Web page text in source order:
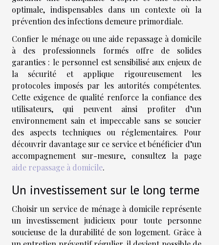
optimale, indispensables dans un contexte où la
prévention des infections demeure primordiale.
Confier le ménage ou une aide repassage à domicile
à des professionnels formés offre de solides
garanties : le personnel est sensibilisé aux enjeux de
la sécurité et applique rigoureusement les
protocoles imposés par les autorités compétentes.
Cette exigence de qualité renforce la confiance des
utilisateurs, qui peuvent ainsi profiter d’un
environnement sain et impeccable sans se soucier
des aspects techniques ou réglementaires. Pour
découvrir davantage sur ce service et bénéficier d’un
accompagnement sur-mesure, consultez la page
aide repassage à domicile.
Un investissement sur le long terme
Choisir un service de ménage à domicile représente
un investissement judicieux pour toute personne
soucieuse de la durabilité de son logement. Grâce à